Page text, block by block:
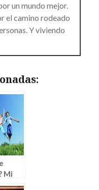
un mundo mejor.
el camino rodeado
Y viviendo
Mi